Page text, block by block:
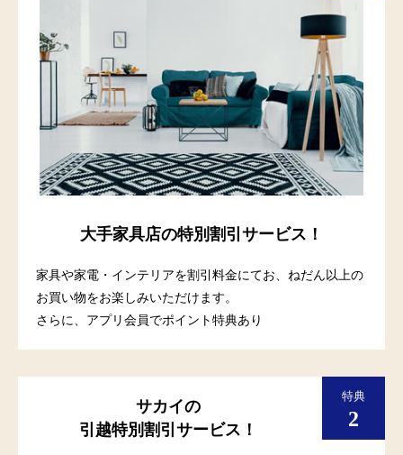
大手家具店の特別割引サービス！
家具や家電・インテリアを割引料金にてお、ねだん以上の
お買い物をお楽しみいただけます。
さらに、アプリ会員でポイント特典あり
サカイの
引越特別割引サービス！